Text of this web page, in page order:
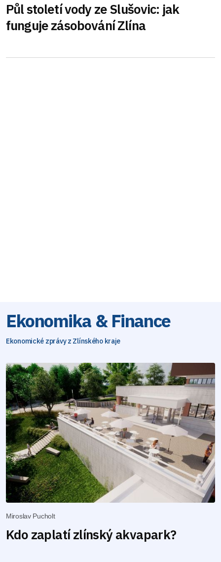
Půl století vody ze Slušovic: jak
funguje zásobování Zlína
Ekonomika & Finance
Ekonomické zprávy z Zlínského kraje
Miroslav Pucholt
Kdo zaplatí zlínský akvapark?